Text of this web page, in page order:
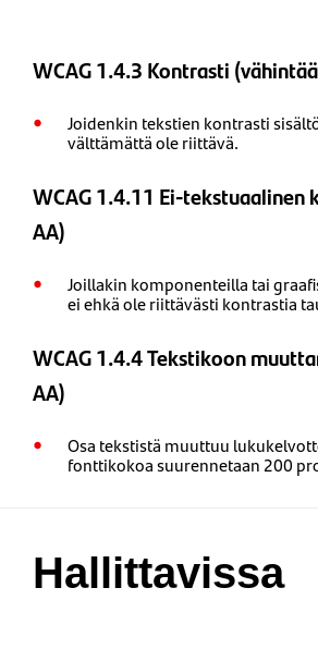
WCAG 1.4.3 Kontrasti
Joidenkin tekstien kontrasti
välttämättä ole riittävä.
WCAG 1.4.11 Ei-tekstuaalinen
AA)
Joillakin komponenteilla tai
ei ehkä ole riittävästi kontrastia
WCAG 1.4.4 Tekstikoon
AA)
Osa tekstistä muuttuu
fonttikokoa suurennetaan 200
Hallittavissa